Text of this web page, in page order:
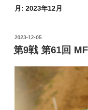
月: 2023年12月
投
稿
日:
2023-12-05
第9戦 第61回